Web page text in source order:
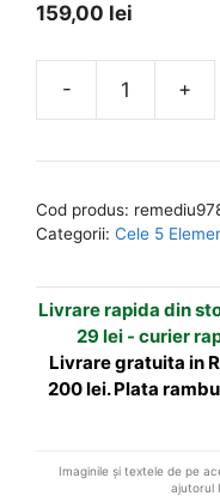
159,00 lei
- +
e
n
t
i
Cod produs:
Categorii: Cele 5
Livrare rapida din
29 lei - curier
Livrare gratuita in
200 lei. Plata
Imaginile și textele de pe
ajutorul